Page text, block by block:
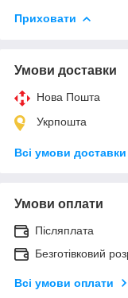
Приховати
Умови доставки
Нова Пошта
Укрпошта
Всі умови доставки
Умови оплати
Післяплата
Безготівковий
Всі умови оплати